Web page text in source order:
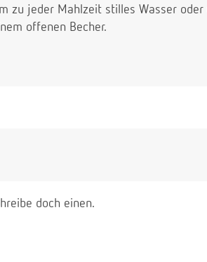
zu jeder Mahlzeit stilles Wasser
offenen Becher.
doch einen.